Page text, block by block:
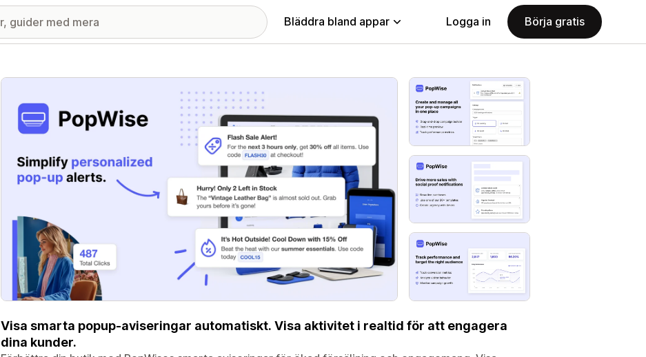
Bläddra bland appar Logga in Börja gratis
Galleri med utvalda bilder
Visa smarta popup-aviseringar automatiskt. Visa aktivitet i realtid för att engagera
dina kunder.